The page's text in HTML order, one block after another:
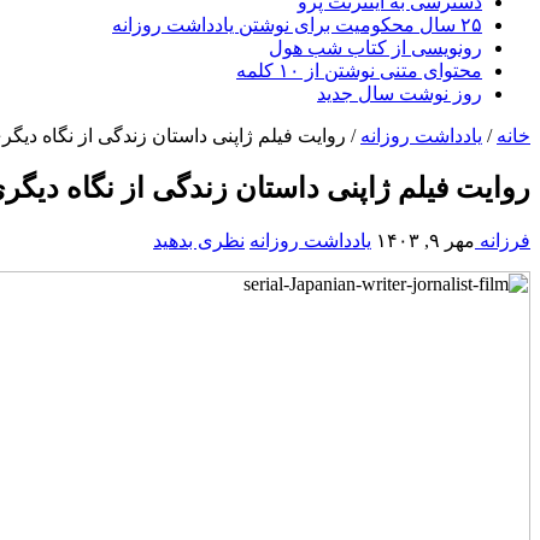
۲۵ سال محکومیت برای نوشتن یادداشت روزانه
رونویسی از کتاب شب هول
محتوای متنی نوشتن از ۱۰ کلمه
روز نوشت سال جدید
خانه / یادداشت روزانه / روایت فیلم ژاپنی داستان زندگی از نگاه
روایت فیلم ژاپنی داستان زندگی از نگاه
فرزانه مهر ۹, ۱۴۰۳ یادداشت روزانه نظری بدهید